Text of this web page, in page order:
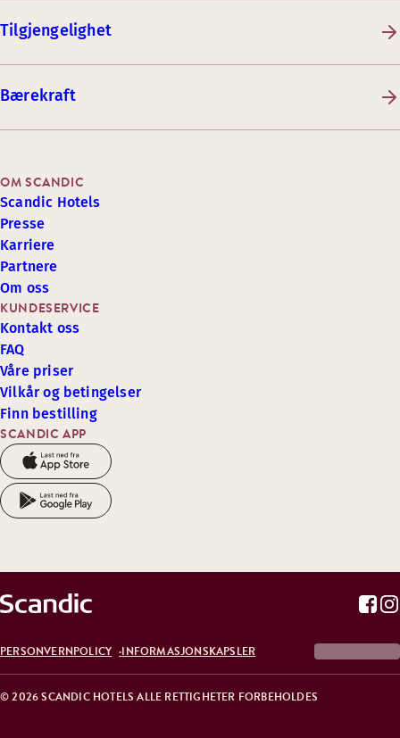
Tilgjengelighet
Bærekraft
SCANDIC APP
KUNDESERVICE
Kontakt oss
FAQ
Våre priser
Vilkår og betingelser
Finn bestilling
OM SCANDIC
Scandic Hotels
Presse
Karriere
Partnere
Om oss
© 2026 SCANDIC HOTELS ALLE RETTIGHETER FORBEHOLDES
PERSONVERNPOLICY INFORMASJONSKAPSLER